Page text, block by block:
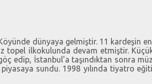
dünyaya gelmiştir. 11 kardeşin
topel ilkokulunda devam etmiştir.
edip, İstanbul'a taşındıktan sonra
sundu. 1998 yılında tiyatro